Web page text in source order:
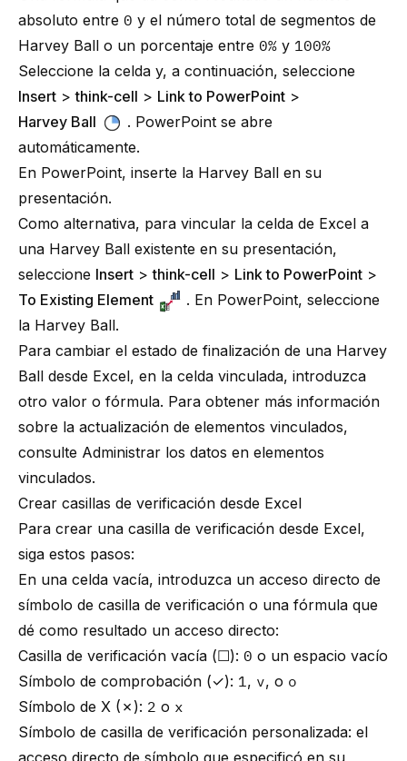
absoluto entre 0 y el número total de segmentos de
Harvey Ball o un porcentaje entre 0% y 100%
Seleccione la celda y, a continuación, seleccione
Insert >think-cell > Link to PowerPoint >
Harvey Ball
. PowerPoint se abre
automáticamente.
En PowerPoint, inserte la Harvey Ball en su
presentación.
Como alternativa, para vincular la celda de Excel a
una Harvey Ball existente en su presentación,
seleccione Insert >think-cell > Link to PowerPoint >
To Existing Element
. En PowerPoint, seleccione
la Harvey Ball.
Para cambiar el estado de finalización de una Harvey
Ball desde Excel, en la celda vinculada, introduzca
otro valor o fórmula. Para obtener más información
sobre la actualización de elementos vinculados,
consulte Administrar los datos en elementos
vinculados.
Crear casillas de verificación desde Excel
Para crear una casilla de verificación desde Excel,
siga estos pasos:
En una celda vacía, introduzca un acceso directo de
símbolo de casilla de verificación o una fórmula que
dé como resultado un acceso directo:
Casilla de verificación vacía (☐): 0 o un espacio vacío
Símbolo de comprobación (✓): 1 , v, o o
Símbolo de X (✗): 2 o x
Símbolo de casilla de verificación personalizada: el
acceso directo de símbolo que especificó en su